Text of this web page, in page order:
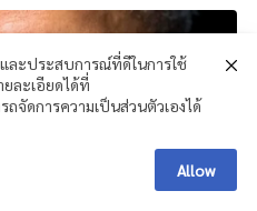
ละประสบการณ์ที่ดีในการใช้
ละเอียดได้ที่
ถจัดการความเป็นส่วนตัวเองได้
Allow